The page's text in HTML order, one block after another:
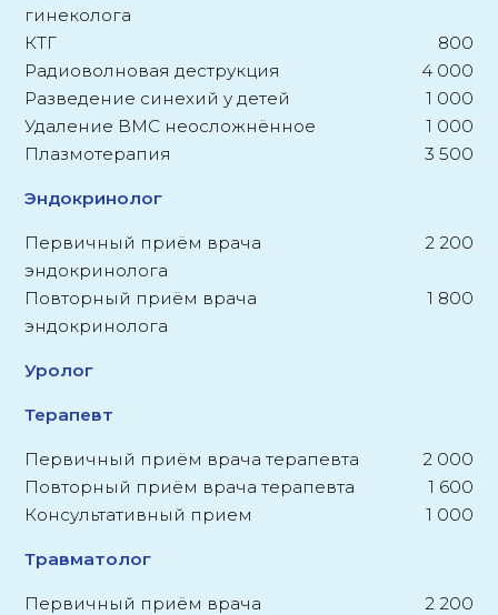
гинеколога
КТГ
800
Радиоволновая деструкция
4 000
Разведение синехий у детей
1 000
Удаление ВМС неосложнённое
1 000
Плазмотерапия
3 500
Эндокринолог
Первичный приём врача
эндокринолога
2 200
Повторный приём врача
эндокринолога
1 800
Уролог
Терапевт
Первичный приём врача терапевта
2 000
Повторный приём врача терапевта
1 600
Консультативный прием
1 000
Травматолог
Первичный приём врача
2 200